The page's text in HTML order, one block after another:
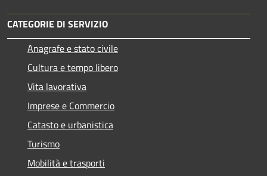
CATEGORIE DI SERVIZIO
Anagrafe e stato civile
Cultura e tempo libero
Vita lavorativa
Imprese e Commercio
Catasto e urbanistica
Turismo
Mobilità e trasporti